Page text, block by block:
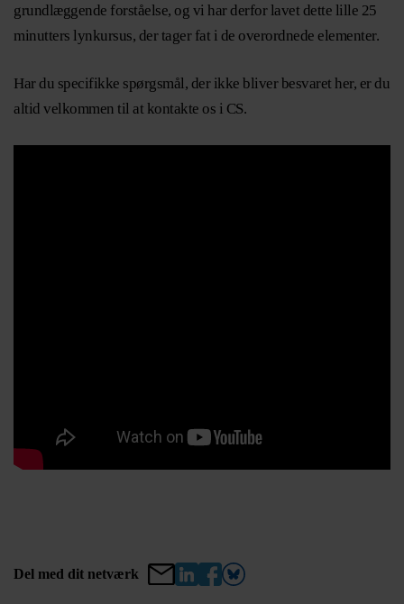
grundlæggende forståelse, og vi har derfor lavet dette lille 25
minutters lynkursus, der tager fat i de overordnede elementer.
Har du specifikke spørgsmål, der ikke bliver besvaret her, er du
altid velkommen til at kontakte os i CS.
Del med dit netværk